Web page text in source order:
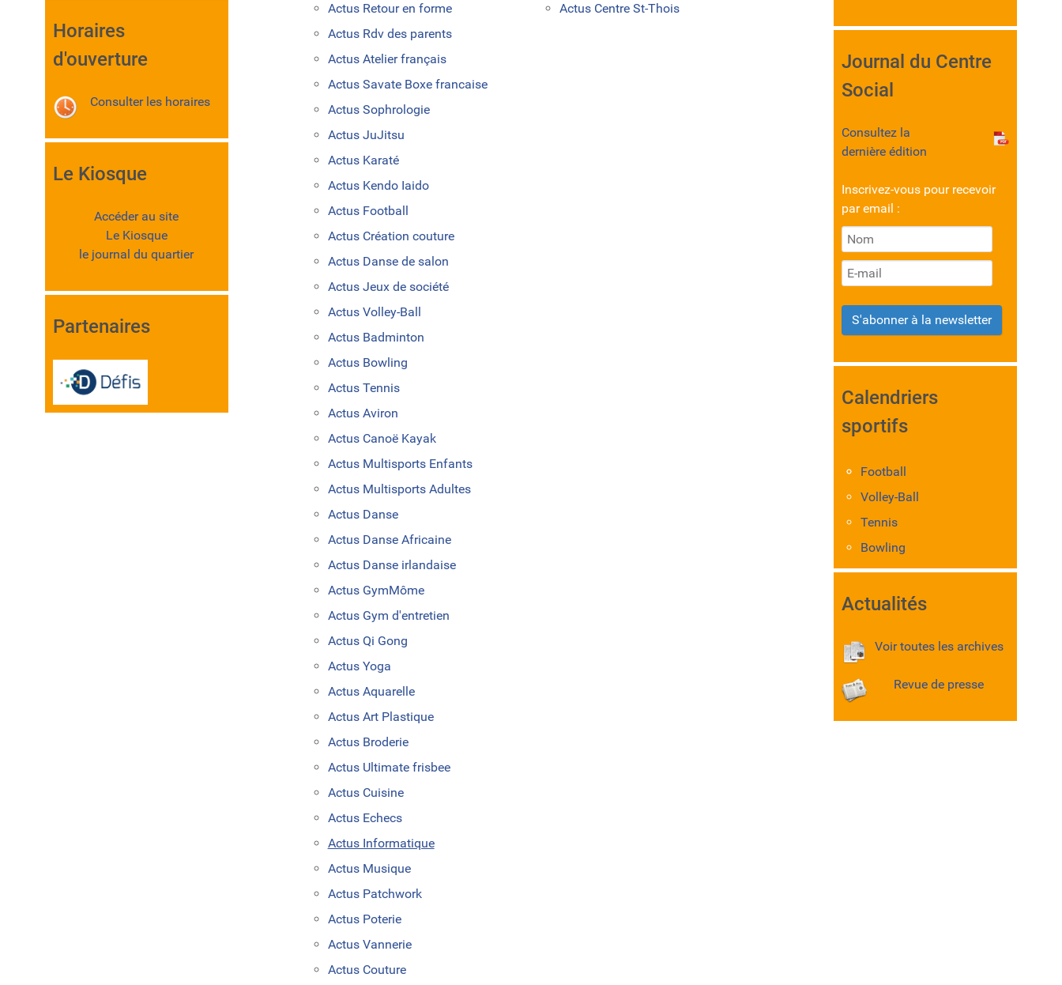
Horaires
d'ouverture
Consulter les horaires
Le Kiosque
Accéder au site
Le Kiosque
le journal du quartier
Partenaires
Actus Retour en forme
Actus Rdv des parents
Actus Atelier français
Actus Savate Boxe francaise
Actus Sophrologie
Actus JuJitsu
Actus Karaté
Actus Kendo Iaido
Actus Football
Actus Création couture
Actus Danse de salon
Actus Jeux de société
Actus Volley-Ball
Actus Badminton
Actus Bowling
Actus Tennis
Actus Aviron
Actus Canoë Kayak
Actus Multisports Enfants
Actus Multisports Adultes
Actus Danse
Actus Danse Africaine
Actus Danse irlandaise
Actus GymMôme
Actus Gym d'entretien
Actus Qi Gong
Actus Yoga
Actus Aquarelle
Actus Art Plastique
Actus Broderie
Actus Ultimate frisbee
Actus Cuisine
Actus Echecs
Actus Informatique
Actus Musique
Actus Patchwork
Actus Poterie
Actus Vannerie
Actus Couture
Actus Centre St-Thois
Journal du Centre
Social
Consultez la
dernière édition
Inscrivez-vous pour recevoir
par email :
S'abonner à la newsletter
Calendriers
sportifs
Football
Volley-Ball
Tennis
Bowling
Actualités
Voir toutes les archives
Revue de presse